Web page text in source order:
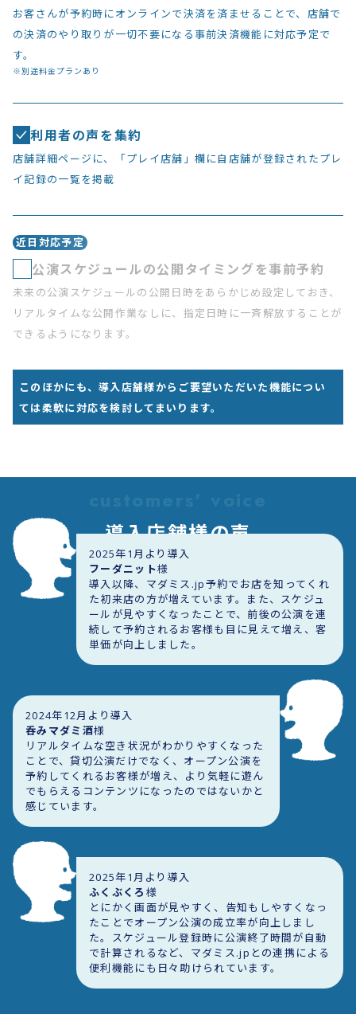
お客さんが予約時にオンラインで決済を済ませることで、店舗で
の決済のやり取りが一切不要になる事前決済機能に対応予定で
す。
※別途料金プランあり
利用者の声を集約
店舗詳細ページに、「プレイ店舗」欄に自店舗が登録されたプレ
イ記録の一覧を掲載
近日対応予定
公演スケジュールの公開タイミングを事前予約
未来の公演スケジュールの公開日時をあらかじめ設定しておき、
リアルタイムな公開作業なしに、指定日時に一斉解放することが
できるようになります。
このほかにも、導入店舗様からご要望いただいた機能につい
ては柔軟に対応を検討してまいります。
導入店舗様の声
2025年1月より導入
フーダニット様
導入以降、マダミス.jp予約でお店を知ってくれ
た初来店の方が増えています。また、スケジュ
ールが見やすくなったことで、前後の公演を連
続して予約されるお客様も目に見えて増え、客
単価が向上しました。
2024年12月より導入
呑みマダミ酒様
リアルタイムな空き状況がわかりやすくなった
ことで、貸切公演だけでなく、オープン公演を
予約してくれるお客様が増え、より気軽に遊ん
でもらえるコンテンツになったのではないかと
感じています。
2025年1月より導入
ふくぶくろ 様
とにかく画面が見やすく、告知もしやすくなっ
たことでオープン公演の成立率が向上しまし
た。スケジュール登録時に公演終了時間が自動
で計算されるなど、マダミス.jpとの連携による
便利機能にも日々助けられています。